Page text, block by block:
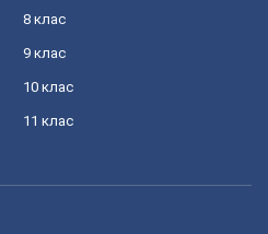
8 клас
9 клас
10 клас
11 клас